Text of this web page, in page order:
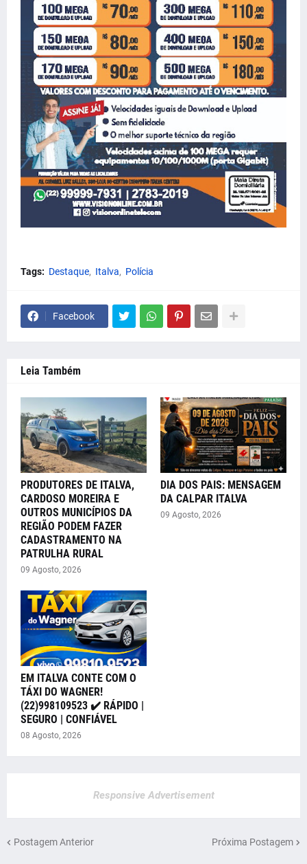
Tags: Destaque Italva Polícia
Facebook
Leia Também
PRODUTORES DE ITALVA,
CARDOSO MOREIRA E
OUTROS MUNICÍPIOS DA
REGIÃO PODEM FAZER
CADASTRAMENTO NA
PATRULHA RURAL
09 Agosto, 2026
DIA DOS PAIS: MENSAGEM
DA CALPAR ITALVA
09 Agosto, 2026
EM ITALVA CONTE COM O
TÁXI DO WAGNER!
(22)998109523 ✔️ RÁPIDO |
SEGURO | CONFIÁVEL
08 Agosto, 2026
Responsive Advertisement
Postagem Anterior Próxima Postagem